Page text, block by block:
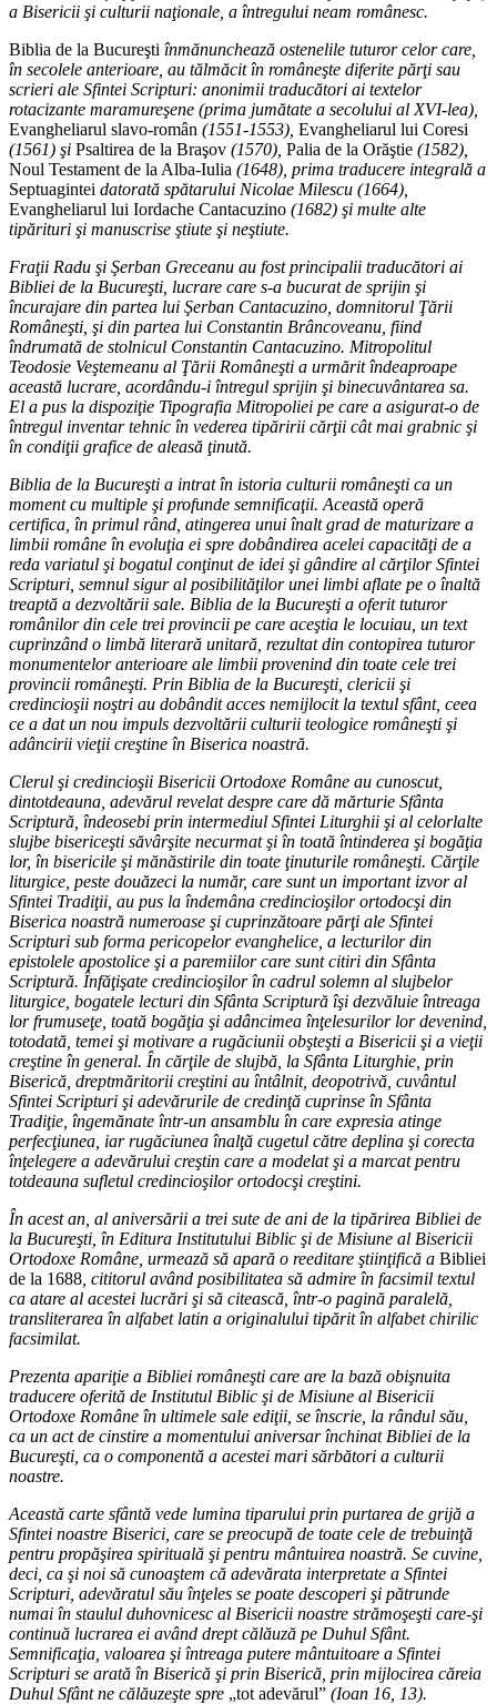
a Bisericii şi culturii naţionale, a întregului neam românesc.
Biblia de la Bucureşti înmănunchează ostenelile tuturor celor care,
în secolele anterioare, au tălmăcit în româneşte diferite părţi sau
scrieri ale Sfintei Scripturi: anonimii traducători ai textelor
rotacizante maramureşene (prima jumătate a secolului al XVI-lea),
Evangheliarul slavo-român (1551-1553), Evangheliarul lui Coresi
(1561) şi Psaltirea de la Braşov (1570), Palia de la Orăştie (1582),
Noul Testament de la Alba-Iulia (1648), prima traducere integrală a
Septuagintei datorată spătarului Nicolae Milescu (1664),
Evangheliarul lui Iordache Cantacuzino (1682) şi multe alte
tipărituri şi manuscrise ştiute şi neştiute.
Fraţii Radu şi Şerban Greceanu au fost principalii traducători ai
Bibliei de la Bucureşti, lucrare care s-a bucurat de sprijin şi
încurajare din partea lui Şerban Cantacuzino, domnitorul Ţării
Româneşti, şi din partea lui Constantin Brâncoveanu, fiind
îndrumată de stolnicul Constantin Cantacuzino. Mitropolitul
Teodosie Veştemeanu al Ţării Româneşti a urmărit îndeaproape
această lucrare, acordându-i întregul sprijin şi binecuvântarea sa.
El a pus la dispoziţie Tipografia Mitropoliei pe care a asigurat-o de
întregul inventar tehnic în vederea tipăririi cărţii cât mai grabnic şi
în condiţii grafice de aleasă ţinută.
Biblia de la Bucureşti a intrat în istoria culturii româneşti ca un
moment cu multiple şi profunde semnificaţii. Această operă
certifica, în primul rând, atingerea unui înalt grad de maturizare a
limbii române în evoluţia ei spre dobândirea acelei capacităţi de a
reda variatul şi bogatul conţinut de idei şi gândire al cărţilor Sfintei
Scripturi, semnul sigur al posibilităţilor unei limbi aflate pe o înaltă
treaptă a dezvoltării sale. Biblia de la Bucureşti a oferit tuturor
românilor din cele trei provincii pe care aceştia le locuiau, un text
cuprinzând o limbă literară unitară, rezultat din contopirea tuturor
monumentelor anterioare ale limbii provenind din toate cele trei
provincii româneşti. Prin Biblia de la Bucureşti, clericii şi
credincioşii noştri au dobândit acces nemijlocit la textul sfânt, ceea
ce a dat un nou impuls dezvoltării culturii teologice româneşti şi
adâncirii vieţii creştine în Biserica noastră.
Clerul şi credincioşii Bisericii Ortodoxe Române au cunoscut,
dintotdeauna, adevărul revelat despre care dă mărturie Sfânta
Scriptură, îndeosebi prin intermediul Sfintei Liturghii şi al celorlalte
slujbe bisericeşti săvârşite necurmat şi în toată întinderea şi bogăţia
lor, în bisericile şi mănăstirile din toate ţinuturile româneşti. Cărţile
liturgice, peste douăzeci la număr, care sunt un important izvor al
Sfintei Tradiţii, au pus la îndemâna credincioşilor ortodocşi din
Biserica noastră numeroase şi cuprinzătoare părţi ale Sfintei
Scripturi sub forma pericopelor evanghelice, a lecturilor din
epistolele apostolice şi a paremiilor care sunt citiri din Sfânta
Scriptură. Înfăţişate credincioşilor în cadrul solemn al slujbelor
liturgice, bogatele lecturi din Sfânta Scriptură îşi dezvăluie întreaga
lor frumuseţe, toată bogăţia şi adâncimea înţelesurilor lor devenind,
totodată, temei şi motivare a rugăciunii obşteşti a Bisericii şi a vieţii
creştine în general. În cărţile de slujbă, la Sfânta Liturghie, prin
Biserică, dreptmăritorii creştini au întâlnit, deopotrivă, cuvântul
Sfintei Scripturi şi adevărurile de credinţă cuprinse în Sfânta
Tradiţie, îngemănate într-un ansamblu în care expresia atinge
perfecţiunea, iar rugăciunea înalţă cugetul către deplina şi corecta
înţelegere a adevărului creştin care a modelat şi a marcat pentru
totdeauna sufletul credincioşilor ortodocşi creştini.
În acest an, al aniversării a trei sute de ani de la tipărirea Bibliei de
la Bucureşti, în Editura Institutului Biblic şi de Misiune al Bisericii
Ortodoxe Române, urmează să apară o reeditare ştiinţifică a Bibliei
de la 1688 , cititorul având posibilitatea să admire în facsimil textul
ca atare al acestei lucrări şi să citească, într-o pagină paralelă,
transliterarea în alfabet latin a originalului tipărit în alfabet chirilic
facsimilat.
Prezenta apariţie a Bibliei româneşti care are la bază obişnuita
traducere oferită de Institutul Biblic şi de Misiune al Bisericii
Ortodoxe Române în ultimele sale ediţii, se înscrie, la rândul său,
ca un act de cinstire a momentului aniversar închinat Bibliei de la
Bucureşti, ca o componentă a acestei mari sărbători a culturii
noastre.
Această carte sfântă vede lumina tiparului prin purtarea de grijă a
Sfintei noastre Biserici, care se preocupă de toate cele de trebuinţă
pentru propăşirea spirituală şi pentru mântuirea noastră. Se cuvine,
deci, ca şi noi să cunoaştem că adevărata interpretate a Sfintei
Scripturi, adevăratul său înţeles se poate descoperi şi pătrunde
numai în staulul duhovnicesc al Bisericii noastre strămoşeşti care-şi
continuă lucrarea ei având drept călăuză pe Duhul Sfânt.
Semnificaţia, valoarea şi întreaga putere mântuitoare a Sfintei
Scripturi se arată în Biserică şi prin Biserică, prin mijlocirea căreia
Duhul Sfânt ne călăuzeşte spre „tot adevărul” (Ioan 16, 13).